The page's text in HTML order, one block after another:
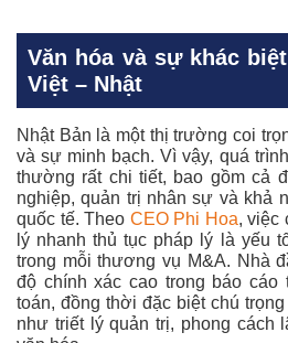
Văn hóa và sự khác
Việt – Nhật
Nhật Bản là một thị trường coi
và sự minh bạch. Vì vậy, quá
thường rất chi tiết, bao gồm cả
nghiệp, quản trị nhân sự và khả
quốc tế. Theo CEO Phi Hoa, việc
lý nhanh thủ tục pháp lý là yếu
trong mỗi thương vụ M&A. Nhà
độ chính xác cao trong báo
toán, đồng thời đặc biệt chú
như triết lý quản trị, phong cách